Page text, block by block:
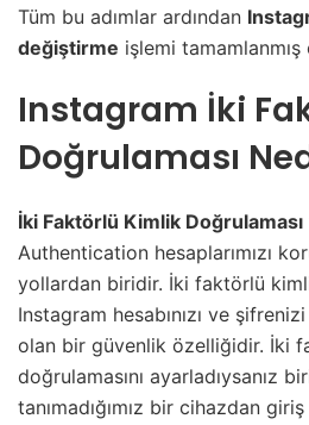
Tüm bu adımlar ardından
değiştirme işlemi tamamlanmış
Instagram İki
Doğrulaması
İki Faktörlü Kimlik Doğrulaması
Authentication hesaplarımızı
yollardan biridir. İki faktörlü
Instagram hesabınızı ve
olan bir güvenlik özelliğidir. İki
doğrulamasını ayarladıysanız
tanımadığımız bir cihazdan